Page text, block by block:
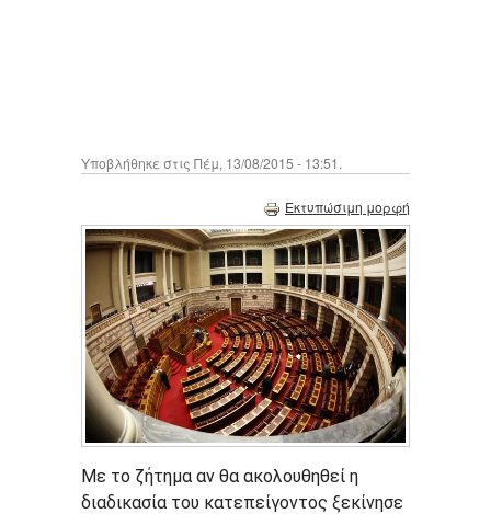
Υποβλήθηκε στις Πέμ, 13/08/2015 - 13:51.
Εκτυπώσιμη μορφή
Με το ζήτημα αν θα ακολουθηθεί η
διαδικασία του κατεπείγοντος ξεκίνησε